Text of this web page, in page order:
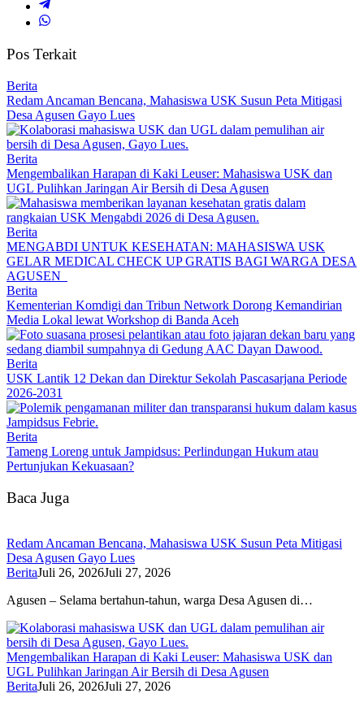
Pos Terkait
Berita
Redam Ancaman Bencana, Mahasiswa USK Susun Peta Mitigasi
Desa Agusen Gayo Lues
Berita
Mengembalikan Harapan di Kaki Leuser: Mahasiswa USK dan
UGL Pulihkan Jaringan Air Bersih di Desa Agusen
Berita
MENGABDI UNTUK KESEHATAN: MAHASISWA USK
GELAR MEDICAL CHECK UP GRATIS BAGI WARGA DESA
AGUSEN
Berita
Kementerian Komdigi dan Tribun Network Dorong Kemandirian
Media Lokal lewat Workshop di Banda Aceh
Berita
USK Lantik 12 Dekan dan Direktur Sekolah Pascasarjana Periode
2026-2031
Berita
Tameng Loreng untuk Jampidsus: Perlindungan Hukum atau
Pertunjukan Kekuasaan?
Baca Juga
Redam Ancaman Bencana, Mahasiswa USK Susun Peta Mitigasi
Desa Agusen Gayo Lues
BeritaJuli 26, 2026Juli 27, 2026
Agusen – Selama bertahun-tahun, warga Desa Agusen di…
Mengembalikan Harapan di Kaki Leuser: Mahasiswa USK dan
UGL Pulihkan Jaringan Air Bersih di Desa Agusen
BeritaJuli 26, 2026Juli 27, 2026